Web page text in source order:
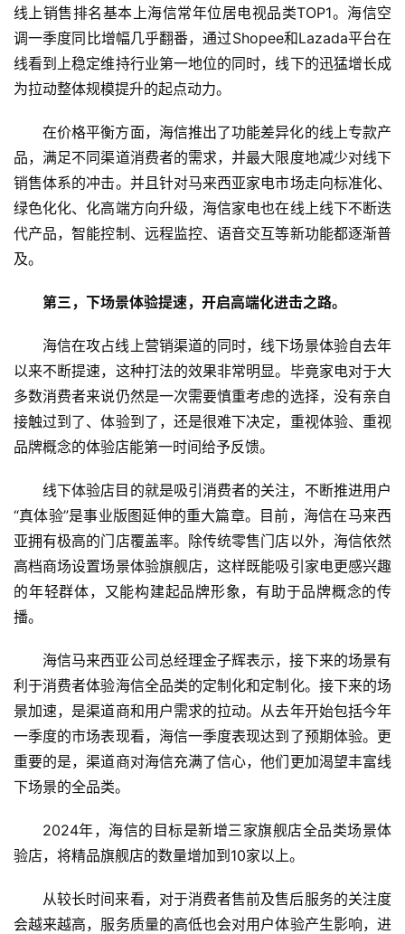
人
工
智
能
科
技
快
讯
数
说
新
新
商
专
栏
专
线上销售排名基本上海信常年位居电视品类TOP1。海信空
调一季度同比增幅几乎翻番，通过Shopee和Lazada平台在
线看到上稳定维持行业第一地位的同时，线下的迅猛增长成
为拉动整体规模提升的起点动力。
在价格平衡方面，海信推出了功能差异化的线上专款产
品，满足不同渠道消费者的需求，并最大限度地减少对线下
销售体系的冲击。并且针对马来西亚家电市场走向标准化、
绿色化化、化高端方向升级，海信家电也在线上线下不断迭
代产品，智能控制、远程监控、语音交互等新功能都逐渐普
及。
第三，下场景体验提速，开启高端化进击之路。
海信在攻占线上营销渠道的同时，线下场景体验自去年
以来不断提速，这种打法的效果非常明显。毕竟家电对于大
多数消费者来说仍然是一次需要慎重考虑的选择，没有亲自
接触过到了、体验到了，还是很难下决定，重视体验、重视
品牌概念的体验店能第一时间给予反馈。
线下体验店目的就是吸引消费者的关注，不断推进用户
“真体验”是事业版图延伸的重大篇章。目前，海信在马来西
亚拥有极高的门店覆盖率。除传统零售门店以外，海信依然
高档商场设置场景体验旗舰店，这样既能吸引家电更感兴趣
的年轻群体，又能构建起品牌形象，有助于品牌概念的传
播。
海信马来西亚公司总经理金子辉表示，接下来的场景有
利于消费者体验海信全品类的定制化和定制化。接下来的场
景加速，是渠道商和用户需求的拉动。从去年开始包括今年
一季度的市场表现看，海信一季度表现达到了预期体验。更
重要的是，渠道商对海信充满了信心，他们更加渴望丰富线
下场景的全品类。
2024年，海信的目标是新增三家旗舰店全品类场景体
验店，将精品旗舰店的数量增加到10家以上。
从较长时间来看，对于消费者售前及售后服务的关注度
会越来越高，服务质量的高低也会对用户体验产生影响，进